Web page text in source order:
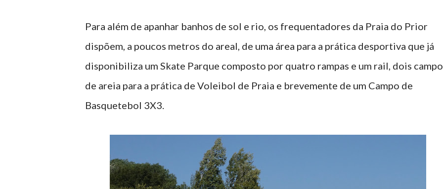
Para além de apanhar banhos de sol e rio, os frequentadores da Praia do Prior
dispõem, a poucos metros do areal, de uma área para a prática desportiva que já
disponibiliza um Skate Parque composto por quatro rampas e um rail, dois
de areia para a prática de Voleibol de Praia e brevemente de um Campo de
Basquetebol 3X3.